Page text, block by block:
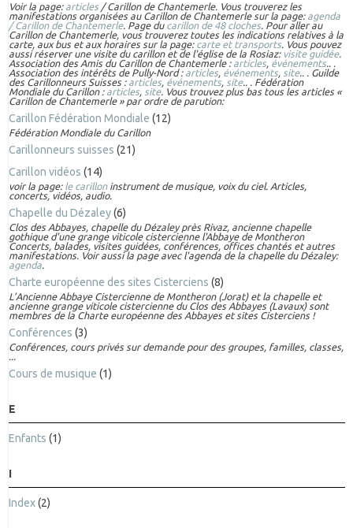
Voir la page: articles / Carillon de Chantemerle. Vous trouverez les
manifestations organisées au Carillon de Chantemerle sur la page: agenda
/ Carillon de Chantemerle . Page du carillon de 48 cloches. Pour aller au
Carillon de Chantemerle, vous trouverez toutes les indications relatives à la
carte, aux bus et aux horaires sur la page: carte et transports. Vous pouvez
aussi réserver une visite du carillon et de l'église de la Rosiaz: visite guidée.
Association des Amis du Carillon de Chantemerle : articles, événements.. .
Association des intérêts de Pully-Nord : articles, événements, site.. . Guilde
des Carillonneurs Suisses : articles, événements, site.. . Fédération
Mondiale du Carillon : articles, site. Vous trouvez plus bas tous les articles «
Carillon de Chantemerle » par ordre de parution:
Carillon Fédération Mondiale (12)
Fédération Mondiale du Carillon
Carillonneurs suisses (21)
Carillon vidéos (14)
voir la page: le carilloninstrument de musique, voix du ciel. Articles,
concerts, vidéos, audio.
Chapelle du Dézaley(6)
Clos des Abbayes, chapelle du Dézaley près Rivaz, ancienne chapelle
gothique d'une grange viticole cistercienne l'Abbaye de Montheron
Concerts, balades, visites guidées, conférences, offices chantés et autres
manifestations. Voir aussi la page avec l'agenda de la chapelle du Dézaley:
agenda.
Charte européenne des sites Cisterciens (8)
L’Ancienne Abbaye Cistercienne de Montheron (Jorat) et la chapelle et
ancienne grange viticole cistercienne du Clos des Abbayes (Lavaux) sont
membres de la Charte européenne des Abbayes et sites Cisterciens !
Conférences (3)
Conférences, cours privés sur demande pour des groupes, familles, classes,
...
Cours de musique (1)
E
Enfants (1)
I
Index(2)